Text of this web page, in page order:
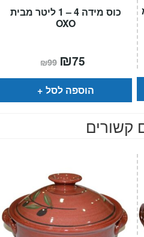
כוס מידה 4 – 1 ליטר מבית
OXO
₪99 המחיר
המקורי
היה:
₪99.
₪75
הוא:
הוספה לסל
קשורים